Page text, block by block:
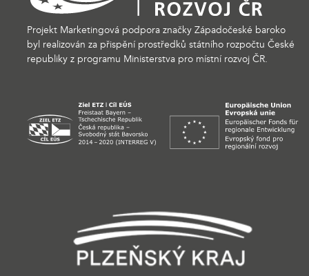
Projekt Marketingová podpora značky Západočeské baroko
byl realizován za přispění prostředků státního rozpočtu České
republiky z programu Ministerstva pro místní rozvoj ČR.